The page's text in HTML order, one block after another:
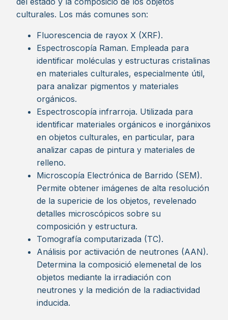
culturales. Los más comunes son:
Fluorescencia de rayox X (XRF).
Espectroscopía Raman. Empleada para
identificar moléculas y estructuras cristalinas
en materiales culturales, especialmente útil,
para analizar pigmentos y materiales
orgánicos.
Espectroscopía infrarroja. Utilizada para
identificar materiales orgánicos e inorgánixos
en objetos culturales, en particular, para
analizar capas de pintura y materiales de
relleno.
Microscopía Electrónica de Barrido (SEM).
Permite obtener imágenes de alta resolución
de la supericie de los objetos, revelenado
detalles microscópicos sobre su
composición y estructura.
Tomografía computarizada (TC).
Análisis por actiivación de neutrones (AAN).
Determina la composició elemenetal de los
objetos mediante la irradiación con
neutrones y la medición de la radiactividad
inducida.